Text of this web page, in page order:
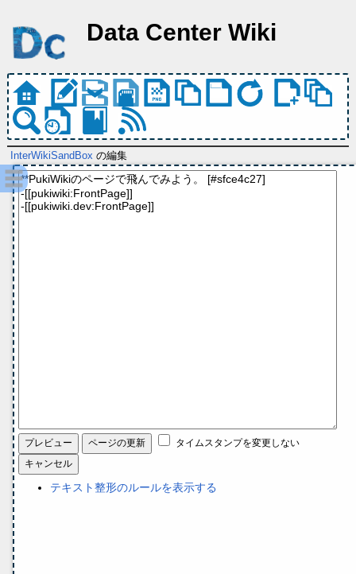
Data Center Wiki
InterWikiSandBox の編集
タイムスタンプを変更しない
テキスト整形のルールを表示する